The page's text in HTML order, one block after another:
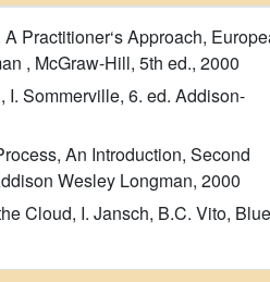
Practitioner‘s Approach,
, McGraw-Hill, 5th ed., 2000
I. Sommerville, 6. ed. Addison-
An Introduction, Second
Wesley Longman, 2000
Cloud, I. Jansch, B.C. Vito, Blue